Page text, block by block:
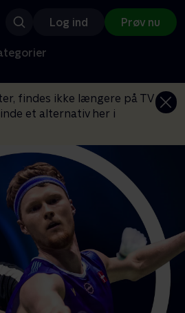
Log ind Prøv nu
findes ikke længere på TV
et alternativ her i